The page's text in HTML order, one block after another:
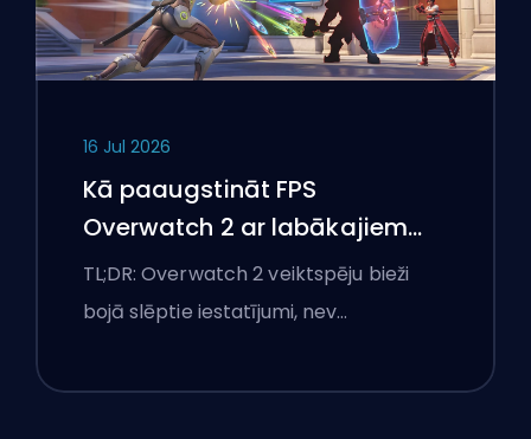
16 Jul 2026
Kā paaugstināt FPS
Overwatch 2 ar labākajiem
iestatījumiem
TL;DR: Overwatch 2 veiktspēju bieži
bojā slēptie iestatījumi, nev…